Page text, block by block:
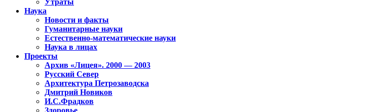
Наука
Новости и факты
Гуманитарные науки
Естественно-математические науки
Наука в лицах
Проекты
Архив «Лицея». 2000 — 2003
Русский Север
Архитектура Петрозаводска
Дмитрий Новиков
И.С.Фрадков
Здоровье